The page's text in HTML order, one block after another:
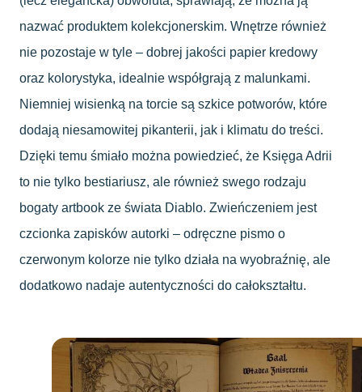
nazwać produktem kolekcjonerskim. Wnętrze również
nie pozostaje w tyle – dobrej jakości papier kredowy
oraz kolorystyka, idealnie współgrają z malunkami.
Niemniej wisienką na torcie są szkice potworów, które
dodają niesamowitej pikanterii, jak i klimatu do treści.
Dzięki temu śmiało można powiedzieć, że Księga Adrii
to nie tylko bestiariusz, ale również swego rodzaju
bogaty artbook ze świata Diablo. Zwieńczeniem jest
czcionka zapisków autorki – odręczne pismo o
czerwonym kolorze nie tylko działa na wyobraźnię, ale
dodatkowo nadaje autentyczności do całokształtu.